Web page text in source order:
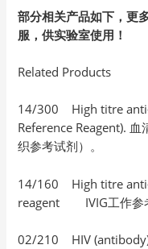
部分相关产品如下，更
服，供实验室使用！
Related Products
14/300 High titre
Reference Reagent).
织参考试剂）。
14/160 High titre
reagent IVIG工作参
02/210 HIV